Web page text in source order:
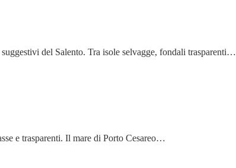
del Salento. Tra isole selvagge, fondali trasparenti…
e trasparenti. Il mare di Porto Cesareo…